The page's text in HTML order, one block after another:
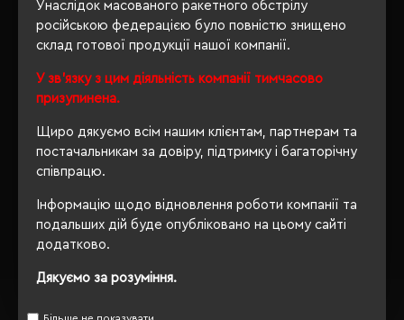
Унаслідок масованого ракетного обстрілу
російською федерацією було повністю знищено
склад готової продукції нашої компанії.
У зв'язку з цим діяльність компанії тимчасово
призупинена.
Щиро дякуємо всім нашим клієнтам, партнерам та
постачальникам за довіру, підтримку і багаторічну
співпрацю.
Інформацію щодо відновлення роботи компанії та
подальших дій буде опубліковано на цьому сайті
додатково.
Дякуємо за розуміння.
РЕКОМЕНДУЄМО